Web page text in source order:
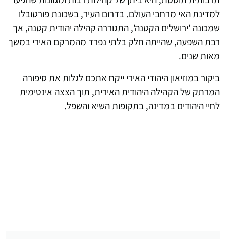
למדינת האי מרחבי העולם. בדרום העיר, בשכונת פורטובלו
שמכונה 'ירושלים הקטנה', התגוררה קהילה יהודית קטנה, אך
רבת השפעה, שהייתה חלק בלתי נפרד מהמרקם האירי במשך
מאות שנים.
ביקור במוזיאון היהודי האירי ייקח אתכם לגלות את סיפורה
המרתק של הקהילה היהודית האירית, תוך הצצה אינטימית
לחיי היהודים במדינה, בתקופות השיא והשפל.